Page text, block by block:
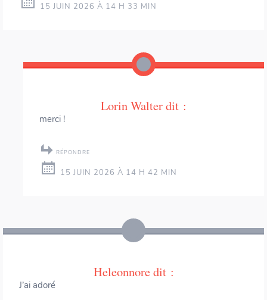
15 JUIN 2026 À 14 H 33 MIN
Lorin Walterdit :
merci !
RÉPONDRE
15 JUIN 2026 À 14 H 42 MIN
Heleonnoredit :
J’ai adoré